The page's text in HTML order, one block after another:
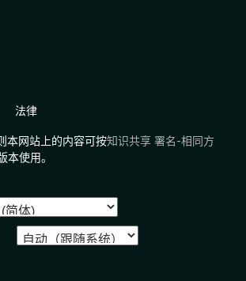
法律
本网站上的内容可按知识共享 署名-相同方
本使用。